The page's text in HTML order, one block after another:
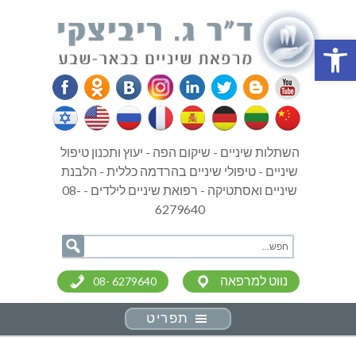
פתח סרגל נגישות
השתלות שיניים - שיקום הפה - יעוץ ותכנון טיפול
שיניים - טיפולי שיניים בהרדמה כללית - הלבנת
שיניים ואסתטיקה - רפואת שיניים לילדים - 08-
6279640
08- 6279640 נווט למרפאה
תפריט